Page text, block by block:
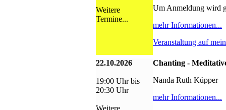
Weitere
Termine...
Um Anmeldung wird
mehr Informationen...
Veranstaltung auf
22.10.2026
19:00 Uhr bis
20:30 Uhr
Weitere
Chanting -
Nanda Ruth Küpper
mehr Informationen...